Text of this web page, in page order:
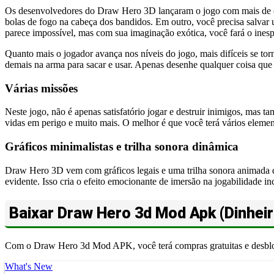
Os desenvolvedores do Draw Hero 3D lançaram o jogo com mais
bolas de fogo na cabeça dos bandidos. Em outro, você precisa
parece impossível, mas com sua imaginação exótica, você fará o
Quanto mais o jogador avança nos níveis do jogo, mais difíceis se
demais na arma para sacar e usar. Apenas desenhe qualquer coisa
Várias missões
Neste jogo, não é apenas satisfatório jogar e destruir inimigos, mas
vidas em perigo e muito mais. O melhor é que você terá vários
Gráficos minimalistas e trilha sonora dinâmica
Draw Hero 3D vem com gráficos legais e uma trilha sonora
evidente. Isso cria o efeito emocionante de imersão na jogabilidade
Baixar Draw Hero 3d Mod Apk
Com o Draw Hero 3d Mod APK, você terá compras gratuitas e
What's New